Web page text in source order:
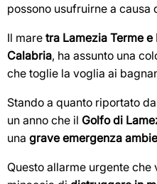
possono usufruirne a causa
Il mare tra Lamezia Terme e
Calabria, ha assunto una
che toglie la voglia ai
Stando a quanto riportato
un anno che il Golfo di
una grave emergenza
Questo allarme urgente che